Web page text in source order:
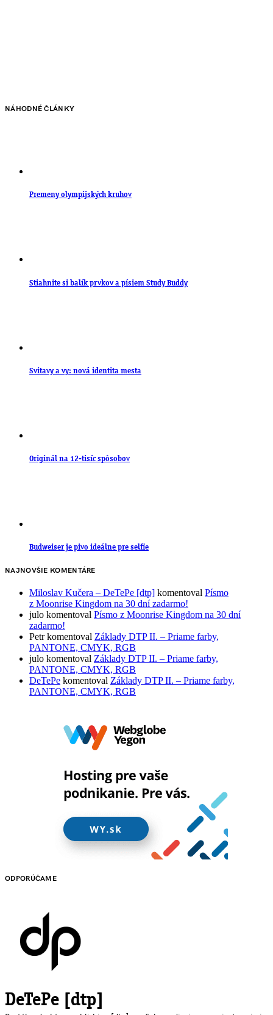
NÁHODNÉ ČLÁNKY
Premeny olympijských kruhov
Stiahnite si balík prvkov a písiem Study Buddy
Svitavy a vy: nová identita mesta
Originál na 12-tisíc spôsobov
Budweiser je pivo ideálne pre selfie
NAJNOVŠIE KOMENTÁRE
Miloslav Kučera – DeTePe [dtp] komentoval Písmo
z Moonrise Kingdom na 30 dní zadarmo!
julo komentoval Písmo z Moonrise Kingdom na 30 dní
zadarmo!
Petrkomentoval Základy DTP II. – Priame farby,
PANTONE, CMYK, RGB
julo komentoval Základy DTP II. – Priame farby,
PANTONE, CMYK, RGB
DeTePe komentoval Základy DTP II. – Priame farby,
PANTONE, CMYK, RGB
ODPORÚČAME
DeTePe [dtp]